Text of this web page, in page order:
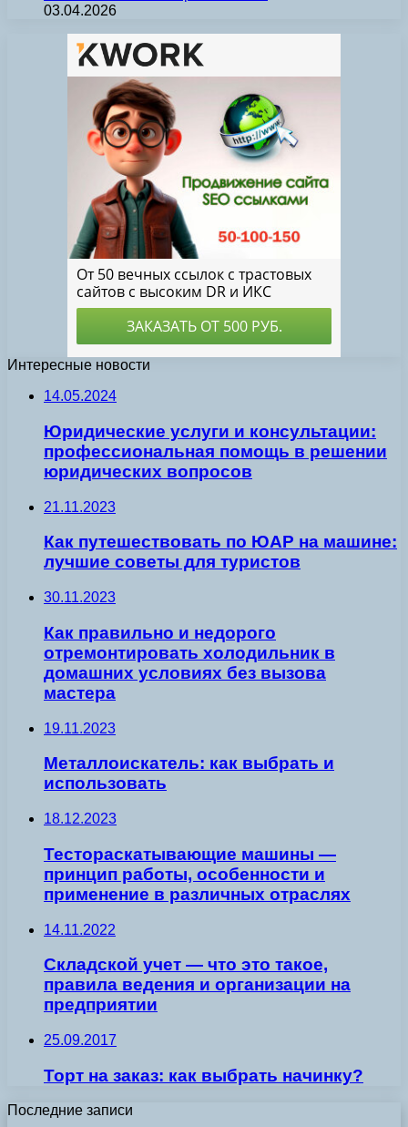
03.04.2026
Интересные новости
14.05.2024
Юридические услуги и консультации:
профессиональная помощь в решении
юридических вопросов
21.11.2023
Как путешествовать по ЮАР на машине:
лучшие советы для туристов
30.11.2023
Как правильно и недорого
отремонтировать холодильник в
домашних условиях без вызова
мастера
19.11.2023
Металлоискатель: как выбрать и
использовать
18.12.2023
Тестораскатывающие машины —
принцип работы, особенности и
применение в различных отраслях
14.11.2022
Складской учет — что это такое,
правила ведения и организации на
предприятии
25.09.2017
Торт на заказ: как выбрать начинку?
Последние записи